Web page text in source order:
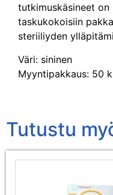
tutkimuskäsineet
taskukokoisiin
steriiliyden
Väri: sininen
Myyntipakkaus: 50
Tutustu